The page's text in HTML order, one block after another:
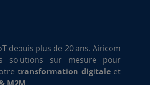
depuis plus de 20 ans. Airicom
solutions sur mesure pour
transformation digitale et